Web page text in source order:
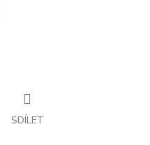
SDÍLET